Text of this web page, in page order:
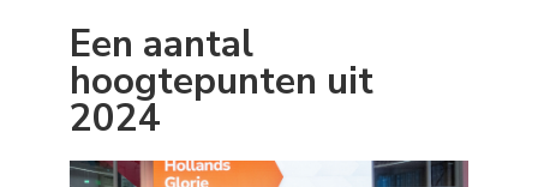
Een aantal
hoogtepunten uit
2024